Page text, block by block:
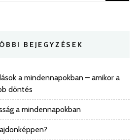
BEJEGYZÉSEK
a mindennapokban – amikor a
döntés
a mindennapokban